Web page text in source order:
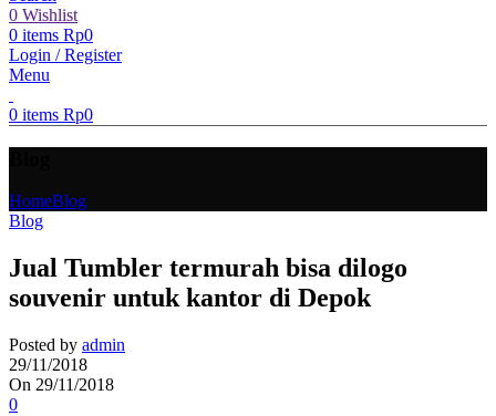
0 Wishlist
0 items Rp0
Login / Register
Menu
0 items Rp0
HomeBlog
Blog
Jual Tumbler termurah bisa dilogo
souvenir untuk kantor di Depok
Posted by admin
29/11/2018
On 29/11/2018
0